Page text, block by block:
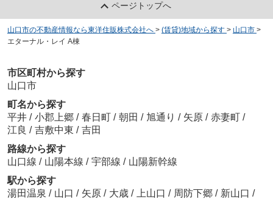
ページトップへ
山口市の不動産情報なら東洋住販株式会社へ > (賃貸)地域から探す > 山口市 >
エターナル・レイ A棟
市区町村から探す
山口市
町名から探す
平井 / 小郡上郷 / 春日町 / 朝田 / 旭通り / 矢原 / 赤妻町 /
江良 / 吉敷中東 / 吉田
路線から探す
山口線 / 山陽本線 / 宇部線 / 山陽新幹線
駅から探す
湯田温泉 / 山口 / 矢原 / 大歳 / 上山口 / 周防下郷 / 新山口 /